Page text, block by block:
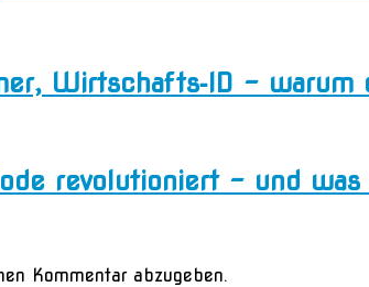
Wirtschafts‑ID –
revolutioniert – und
Kommentar abzugeben.